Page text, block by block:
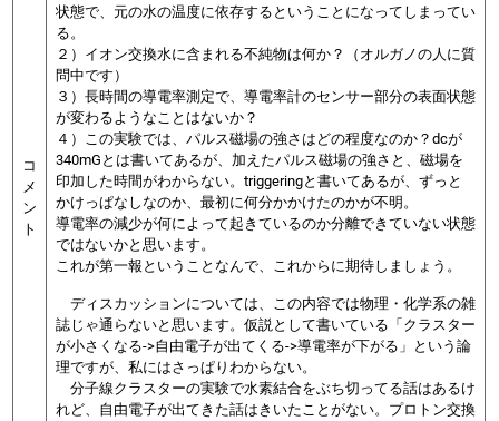
コ
メ
ン
ト
状態で、元の水の温度に依存するということになってしまってい
る。
２）イオン交換水に含まれる不純物は何か？（オルガノの人に質
問中です）
３）長時間の導電率測定で、導電率計のセンサー部分の表面状態
が変わるようなことはないか？
４）この実験では、パルス磁場の強さはどの程度なのか？dcが
340mGとは書いてあるが、加えたパルス磁場の強さと、磁場を
印加した時間がわからない。triggeringと書いてあるが、ずっと
かけっぱなしなのか、最初に何分かかけたのかが不明。
導電率の減少が何によって起きているのか分離できていない状態
ではないかと思います。
これが第一報ということなんで、これからに期待しましょう。
ディスカッションについては、この内容では物理・化学系の雑
誌じゃ通らないと思います。仮説として書いている「クラスター
が小さくなる->自由電子が出てくる->導電率が下がる」という論
理ですが、私にはさっぱりわからない。
分子線クラスターの実験で水素結合をぶち切ってる話はあるけ
れど、自由電子が出てきた話はきいたことがない。プロトン交換